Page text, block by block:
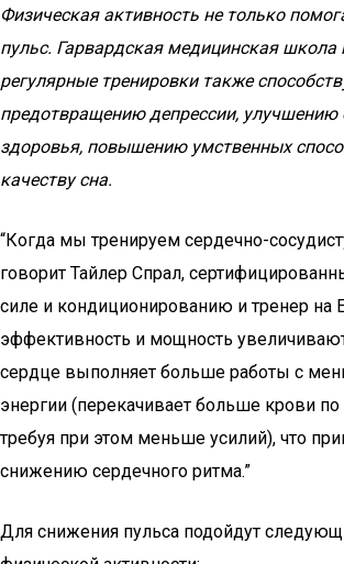
Физическая активность не только
пульс. Гарвардская медицинская школа
регулярные тренировки также
предотвращению депрессии, улучшению
здоровья, повышению умственных
качеству сна.
“Когда мы тренируем сердечно-
говорит Тайлер Спрал,
силе и кондиционированию и тренер на
эффективность и мощность
сердце выполняет больше работы с
энергии (перекачивает больше крови по
требуя при этом меньше усилий), что
снижению сердечного ритма.”
Для снижения пульса подойдут